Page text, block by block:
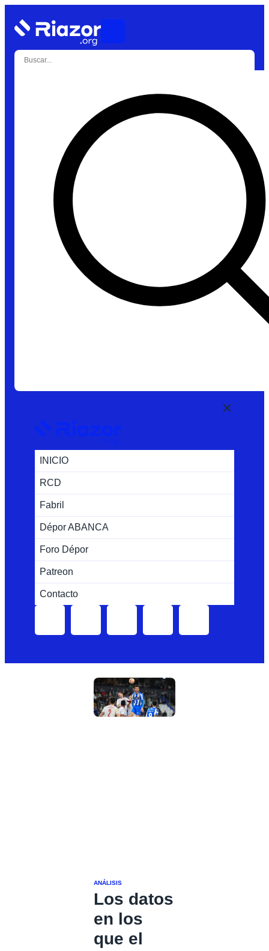
INICIO
RCD
Fabril
Dépor ABANCA
Foro Dépor
Patreon
Contacto
ANÁLISIS
Los datos
en los
que el